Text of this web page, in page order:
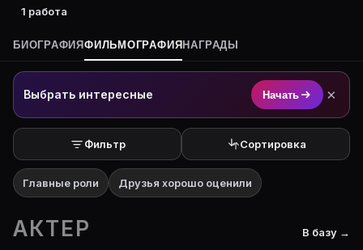
1 работа
БИОГРАФИЯФИЛЬМОГРАФИЯ НАГРАДЫ
Выбрать интересные Начать ×
Фильтр Сортировка
Главные роли Друзья хорошо оценили
АКТЕР В базу →